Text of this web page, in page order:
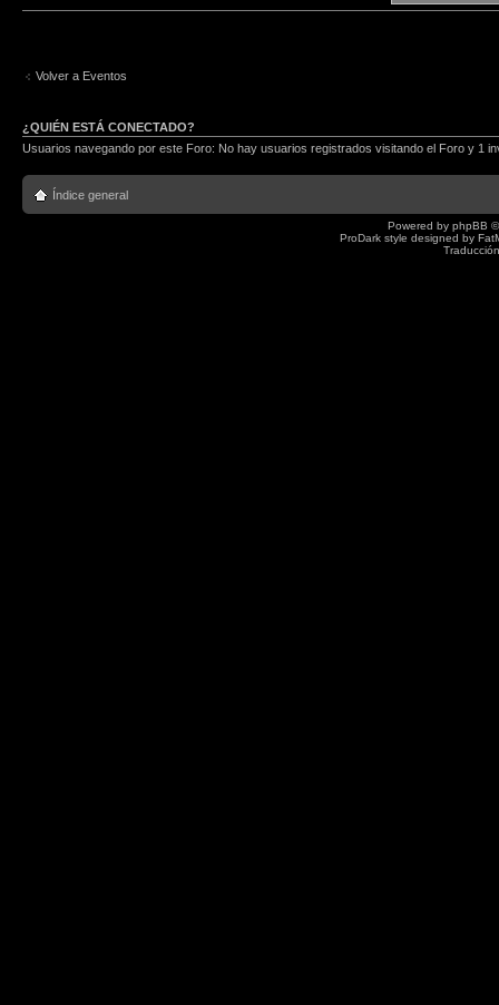
Volver a Eventos
¿QUIÉN ESTÁ CONECTADO?
Usuarios navegando por este Foro: No hay usuarios registrados visitando el Foro y 1
Índice general
Powered by phpBB
ProDark style designed by